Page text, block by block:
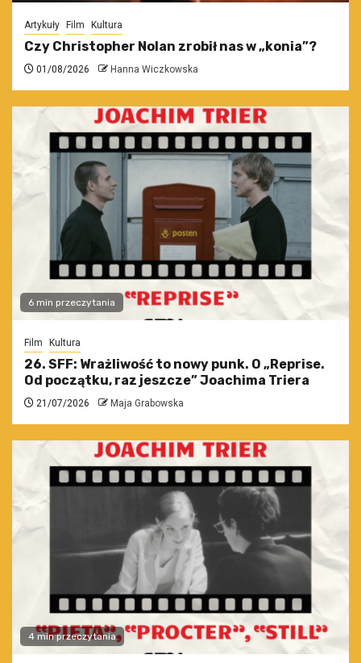
Artykuły Film Kultura
Czy Christopher Nolan zrobił nas w „konia”?
01/08/2026 Hanna Wiczkowska
6 min przeczytania
Film Kultura
26. SFF: Wrażliwość to nowy punk. O „Reprise.
Od początku, raz jeszcze” Joachima Triera
21/07/2026 Maja Grabowska
4 min przeczytania